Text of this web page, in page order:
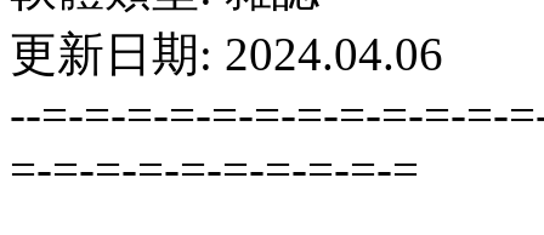
更新日期: 2024.04.06
--=-=-=-=-=-=-=-=-=-=-=-
=-=-=-=-=-=-=-=-=-=